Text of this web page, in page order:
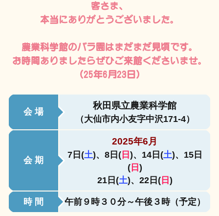
客さま、
本当にありがとうございました。
農業科学館のバラ園はまだまだ見頃です。
お時間ありましたらぜひご来館くださいませ。
（25年6月23日）
会 場
秋田県立農業科学館
（大仙市内小友字中沢171-4）
会 期
2025年6月
7日(土)、8日(日 )、14日(土)、15日
(日 )
21日(土)、22日(日 )
時 間 午前９時３０分～午後３時（予定）